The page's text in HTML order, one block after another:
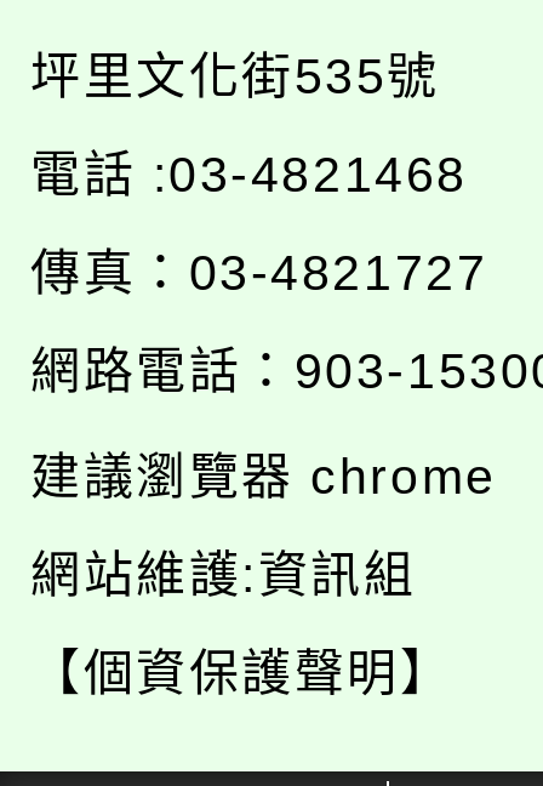
坪里文化街535號
電話 :03-4821468
傳真：03-4821727
網路電話：903-
建議瀏覽器 chrome
網站維護:資訊組
【個資保護聲明】